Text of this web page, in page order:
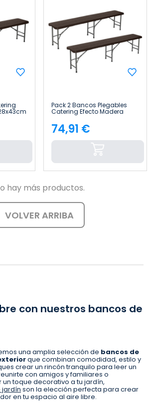
Pack 2 Bancos Plegables
Catering Efecto Madera
180x28x43cm Thinia Home
Precio
74,91 €
hay más productos.
VOLVER ARRIBA
con nuestros bancos de
una amplia selección de bancos de
que combinan comodidad, estilo y
crear un rincón tranquilo para leer un
con amigos y familiares o
toque decorativo a tu jardín,
jardín son la elección perfecta para crear
en tu espacio al aire libre.